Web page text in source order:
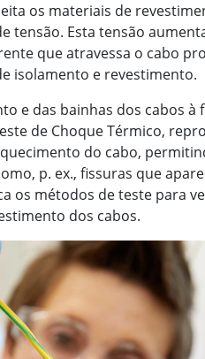
os materiais de
tensão. Esta tensão
que atravessa o cabo
isolamento e revestimento.
e das bainhas dos cabos à
de Choque Térmico,
do cabo,
p. ex., fissuras que
os métodos de teste para
dos cabos.